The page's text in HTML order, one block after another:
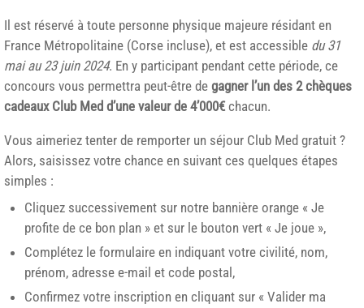
Il est réservé à toute personne physique majeure résidant en
France Métropolitaine (Corse incluse), et est accessible du 31
mai au 23 juin 2024. En y participant pendant cette période, ce
concours vous permettra peut-être de gagner l’un des 2 chèques
cadeaux Club Med d’une valeur de 4’000€ chacun.
Vous aimeriez tenter de remporter un séjour Club Med gratuit ?
Alors, saisissez votre chance en suivant ces quelques étapes
simples :
Cliquez successivement sur notre bannière orange « Je
profite de ce bon plan » et sur le bouton vert « Je joue »,
Complétez le formulaire en indiquant votre civilité, nom,
prénom, adresse e-mail et code postal,
Confirmez votre inscription en cliquant sur « Valider ma